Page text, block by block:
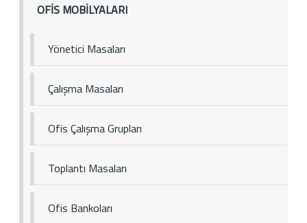
OFİS MOBİLYALARI
Yönetici Masaları
Çalışma Masaları
Ofis Çalışma Grupları
Toplantı Masaları
Ofis Bankoları